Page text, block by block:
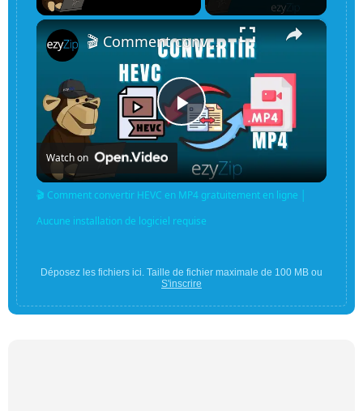
×
Play
Video
🎬 Comment convertir HEVC en MP4 gratuitement en ligne │ Aucune installation de logiciel requise
Watch on
🎬 Comment convertir HEVC en MP4 gratuitement en ligne │
Aucune installation de logiciel requise
Déposez les fichiers ici. Taille de fichier maximale de 100 MB ou
S'inscrire